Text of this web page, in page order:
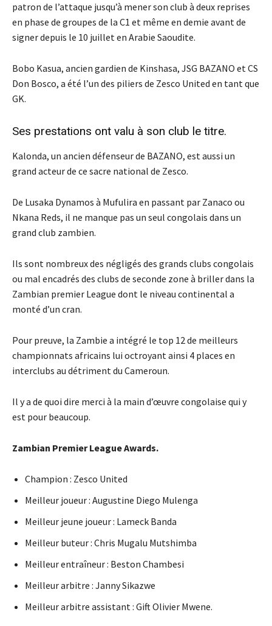
patron de l’attaque jusqu’à mener son club à deux reprises
en phase de groupes de la C1 et même en demie avant de
signer depuis le 10 juillet en Arabie Saoudite.
Bobo Kasua, ancien gardien de Kinshasa, JSG BAZANO et CS
Don Bosco, a été l’un des piliers de Zesco United en tant que
GK.
Ses prestations ont valu à son club le titre.
Kalonda, un ancien défenseur de BAZANO, est aussi un
grand acteur de ce sacre national de Zesco.
De Lusaka Dynamos à Mufulira en passant par Zanaco ou
Nkana Reds, il ne manque pas un seul congolais dans un
grand club zambien.
Ils sont nombreux des négligés des grands clubs congolais
ou mal encadrés des clubs de seconde zone à briller dans la
Zambian premier League dont le niveau continental a
monté d’un cran.
Pour preuve, la Zambie a intégré le top 12 de meilleurs
championnats africains lui octroyant ainsi 4 places en
interclubs au détriment du Cameroun.
Il y a de quoi dire merci à la main d’œuvre congolaise qui y
est pour beaucoup.
Zambian Premier League Awards.
Champion : Zesco United
Meilleur joueur : Augustine Diego Mulenga
Meilleur jeune joueur : Lameck Banda
Meilleur buteur : Chris Mugalu Mutshimba
Meilleur entraîneur : Beston Chambesi
Meilleur arbitre : Janny Sikazwe
Meilleur arbitre assistant : Gift Olivier Mwene.